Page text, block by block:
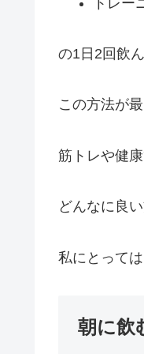
の1日2回飲
この方法が
筋トレや健
どんなに良
私にとって
朝に飲